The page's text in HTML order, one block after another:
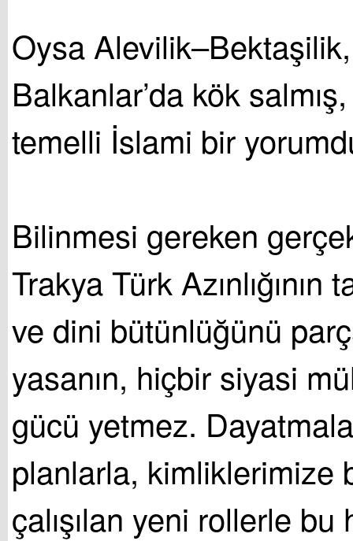
Oysa
Balkanlar’da kök
temelli İslami bir
Bilinmesi gereken
Trakya Türk
ve dini bütünlüğünü
yasanın, hiçbir siyasi
gücü yetmez.
planlarla, kimliklerimize
çalışılan yeni rollerle bu